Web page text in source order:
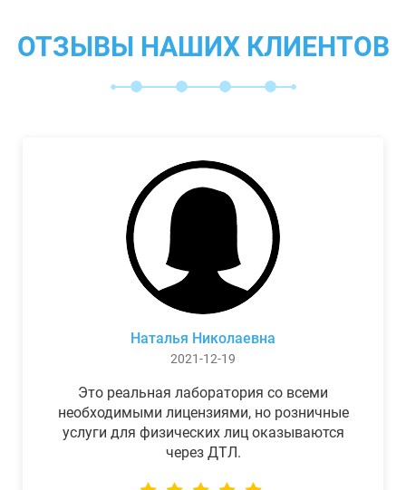
ОТЗЫВЫ НАШИХ КЛИЕНТОВ
Наталья Николаевна
2021-12-19
Это реальная лаборатория со всеми
необходимыми лицензиями, но розничные
услуги для физических лиц оказываются
через ДТЛ.